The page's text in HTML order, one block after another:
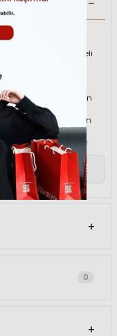
Kadın Güneş
tarzı ve kaliteli
hem de kadınlar
ışınlarından
koyu, alt kısmının
Bu sayede, hem
hem de alt kısımdan
güneş gözlüğü
sağlığınızı korur.
güneş
lense sahiptir.
dayanıklı ve
gözlerinizi güneşin
Yeşil cam rengi,
Kadın güneş
0